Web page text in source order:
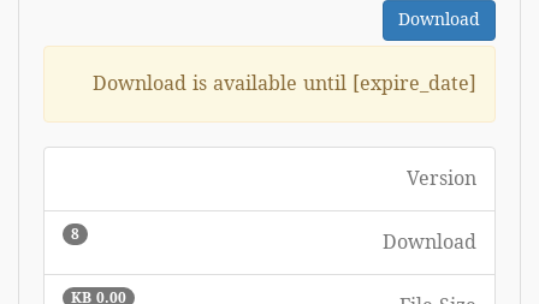
Download
Download is available until [expire_date]
Version
Download
8
0.00 KB